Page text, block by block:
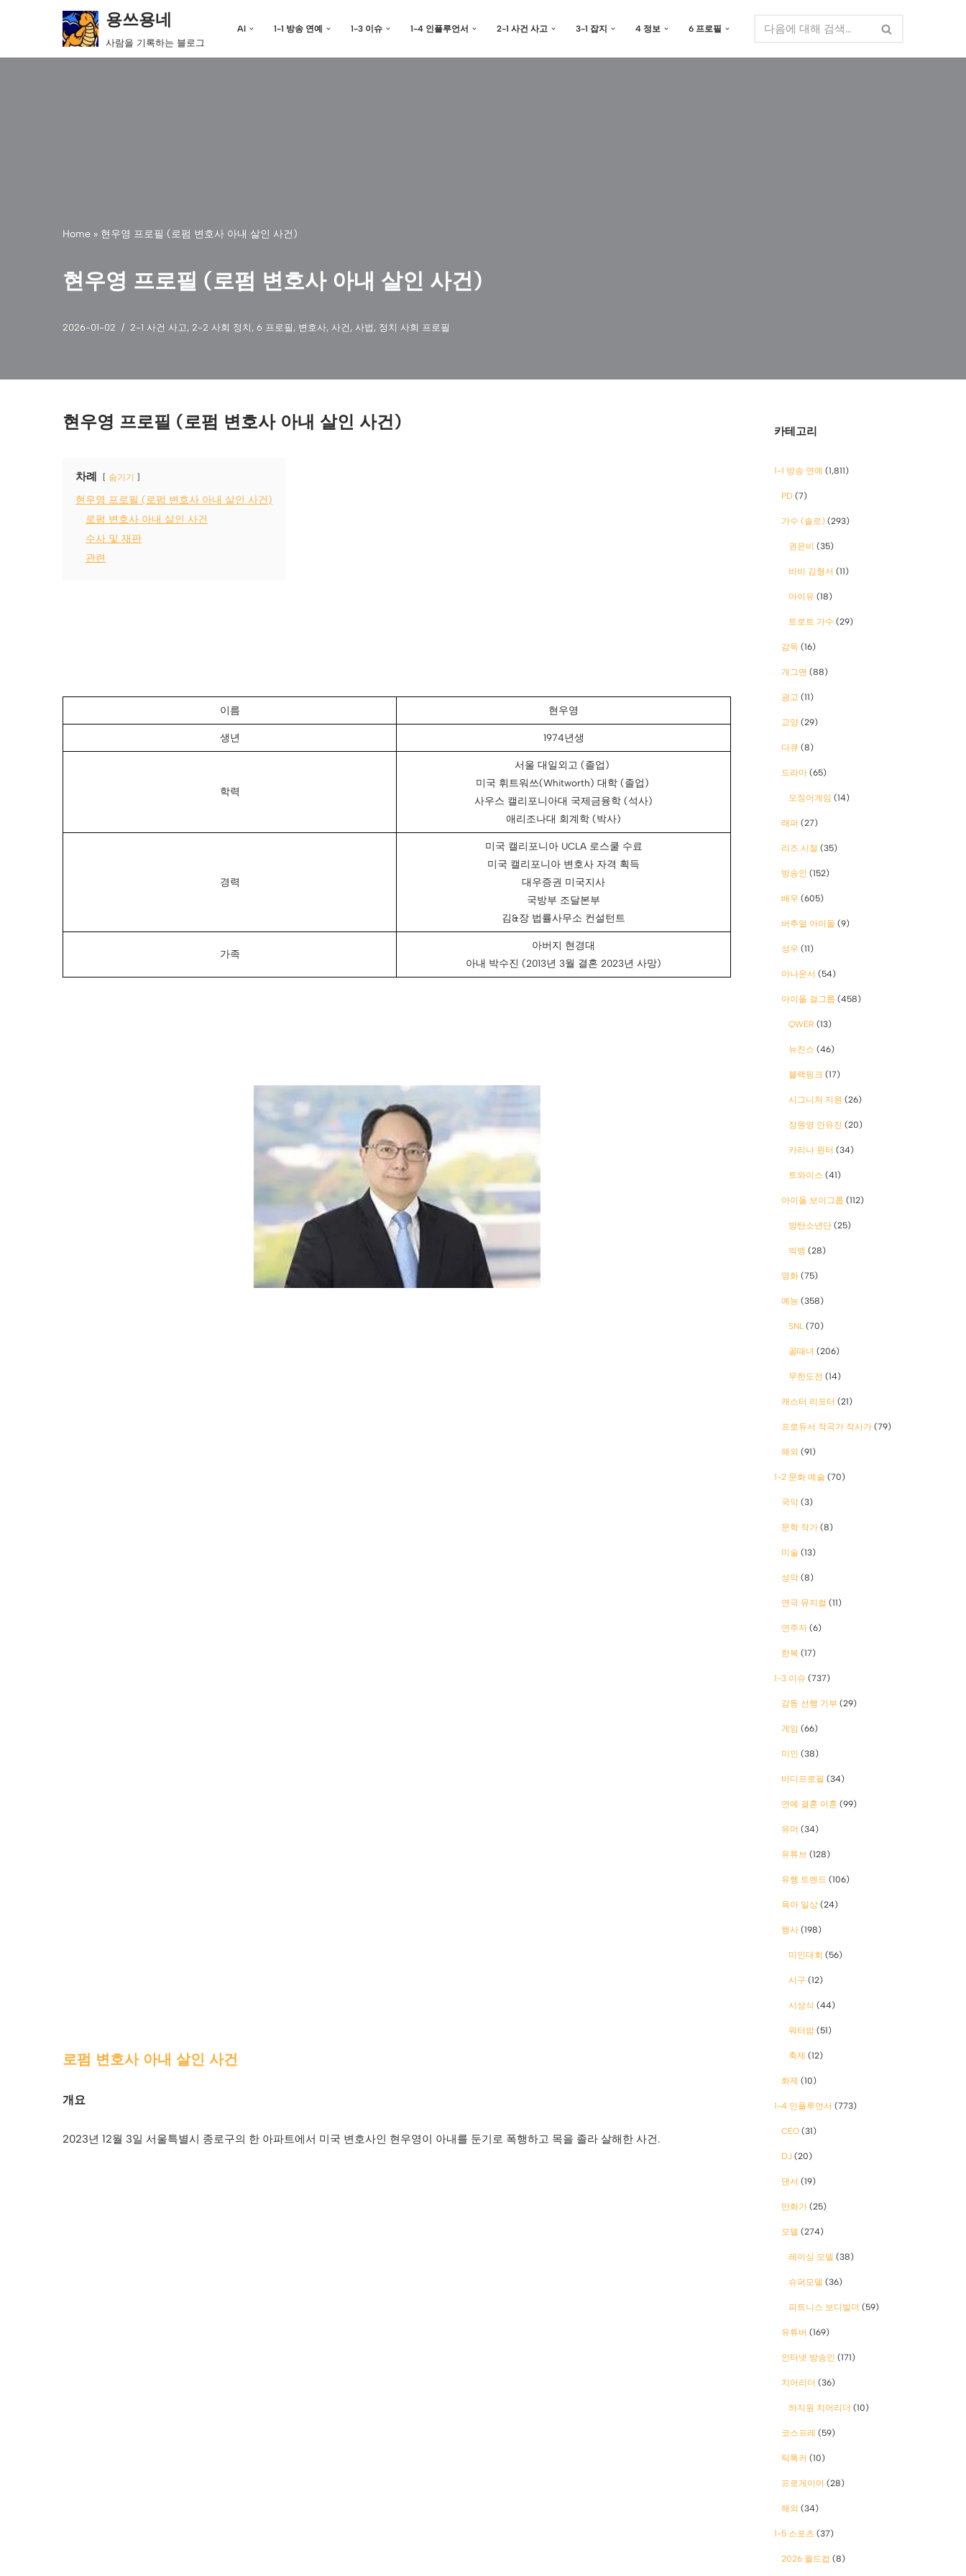
텐
용쓰용네
사람을 기록하는 블로그
AI 1-1 방송 연예 1-3 이슈 1-4 인플루언서 2-1 사건 사고 3-1 잡지 4 정보 6 프로필
Home » 현우영 프로필 (로펌 변호사 아내 살인 사건)
현우영 프로필 (로펌 변호사 아내 살인 사건)
2026-01-02 2-1 사건 사고, 2-2 사회 정치 , 6 프로필 , 변호사, 사건 , 사법 , 정치 사회 프로필
현우영 프로필 (로펌 변호사 아내 살인 사건)
차례 숨기기
현우영 프로필 (로펌 변호사 아내 살인 사건)
로펌 변호사 아내 살인 사건
수사 및 재판
관련
이름 현우영
생년 1974년생
학력
서울 대일외고 (졸업)
미국 휘트워쓰(Whitworth) 대학 (졸업)
사우스 캘리포니아대 국제금융학 (석사)
애리조나대 회계학 (박사)
경력
미국 캘리포니아 UCLA 로스쿨 수료
미국 캘리포니아 변호사 자격 획득
대우증권 미국지사
국방부 조달본부
김&장 법률사무소 컨설턴트
가족
아버지 현경대
아내 박수진 (2013년 3월 결혼 2023년 사망)
로펌 변호사 아내 살인 사건
개요
2023년 12월 3일 서울특별시 종로구의 한 아파트에서 미국 변호사인 현우영이 아내를 둔기로 폭행하고 목을 졸라 살해한 사건.
카테고리
1-1 방송 연예 (1,811)
PD (7)
가수 (솔로) (293)
권은비 (35)
비비 김형서 (11)
아이유 (18)
트로트 가수 (29)
감독 (16)
개그맨 (88)
광고 (11)
교양 (29)
다큐 (8)
드라마 (65)
오징어게임 (14)
래퍼 (27)
리즈 시절 (35)
방송인 (152)
배우 (605)
버추얼 아이돌 (9)
성우 (11)
아나운서 (54)
아이돌 걸그룹 (458)
QWER (13)
뉴진스 (46)
블랙핑크 (17)
시그니처 지원 (26)
장원영 안유진 (20)
카리나 윈터 (34)
트와이스 (41)
아이돌 보이그룹 (112)
방탄소년단 (25)
빅뱅 (28)
영화 (75)
예능 (358)
SNL (70)
골때녀 (206)
무한도전 (14)
캐스터 리포터 (21)
프로듀서 작곡가 작사가 (79)
해외 (91)
1-2 문화 예술 (70)
국악 (3)
문학 작가 (8)
미술 (13)
성악 (8)
연극 뮤지컬 (11)
연주자 (6)
한복 (17)
1-3 이슈 (737)
감동 선행 기부 (29)
게임 (66)
미인 (38)
바디프로필 (34)
연예 결혼 이혼 (99)
유머 (34)
유튜브 (128)
유행 트렌드 (106)
육아 일상 (24)
행사 (198)
미인대회 (56)
시구 (12)
시상식 (44)
워터밤 (51)
축제 (12)
화제 (10)
1-4 인플루언서 (773)
CEO (31)
DJ (20)
댄서 (19)
만화가 (25)
모델 (274)
레이싱 모델 (38)
슈퍼모델 (36)
피트니스 보디빌더 (59)
유튜버 (169)
인터넷 방송인 (171)
치어리더 (36)
하지원 치어리더 (10)
코스프레 (59)
틱톡커 (10)
프로게이머 (28)
해외 (34)
1-5 스포츠 (37)
2026 월드컵 (8)